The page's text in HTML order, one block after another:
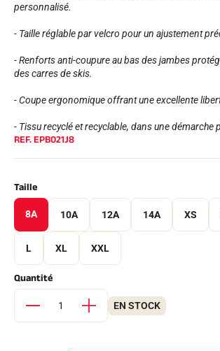
personnalisé.
- Taille réglable par velcro pour un ajustement
- Renforts anti-coupure au bas des jambes
des carres de skis.
- Coupe ergonomique offrant une excellente
- Tissu recyclé et recyclable, dans une démarche
REF.EPB021J8
Taille
8A 10A 12A 14A XS
L XL XXL
Quantité
EN STOCK